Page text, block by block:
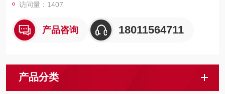
访问量：1407
产品咨询 18011564711
产品分类